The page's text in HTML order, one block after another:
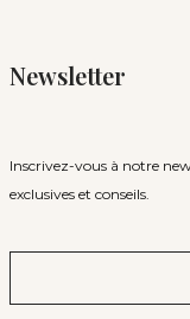
Newsletter
Inscrivez-vous à notre
exclusives et conseils.